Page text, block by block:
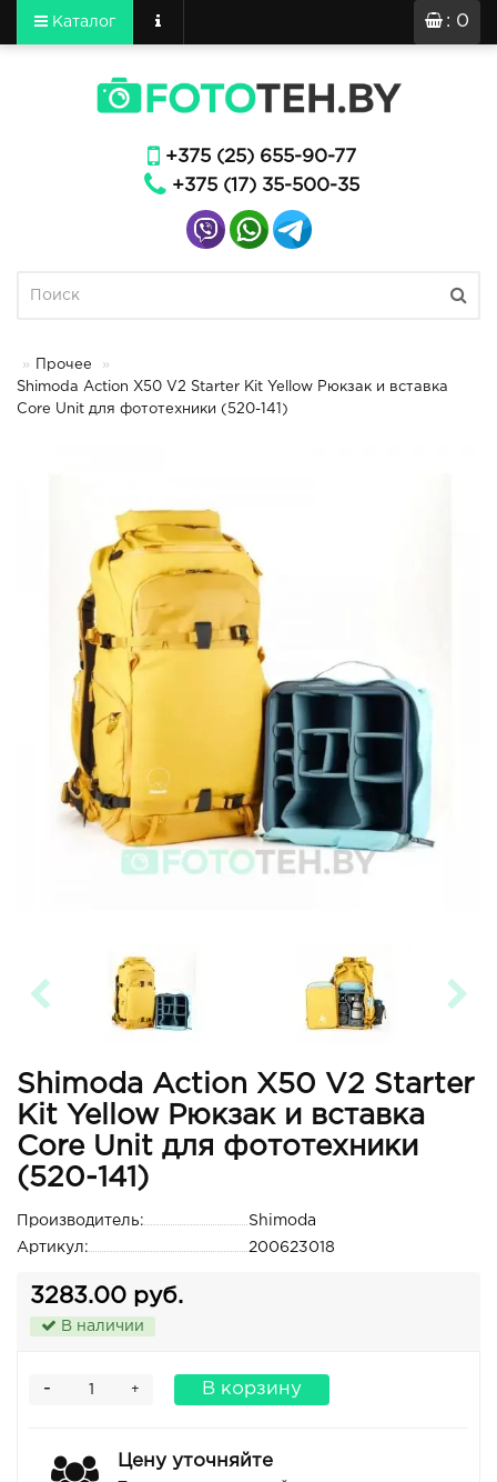
: 0
Каталог
+375 (25) 655-90-77
+375 (17) 35-500-35
Прочее
Shimoda Action X50 V2 Starter Kit Yellow Рюкзак и вставка
Core Unit для фототехники (520-141)
Shimoda Action X50 V2 Starter
Kit Yellow Рюкзак и вставка
Core Unit для фототехники
(520-141)
Производитель:
Shimoda
Артикул:
200623018
3283.00 руб.
В наличии
+
- В корзину
Цену уточняйте